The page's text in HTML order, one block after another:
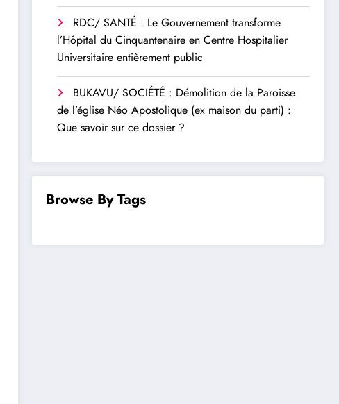
RDC/ SANTÉ : Le Gouvernement transforme
l’Hôpital du Cinquantenaire en Centre Hospitalier
Universitaire entièrement public
BUKAVU/ SOCIÉTÉ : Démolition de la Paroisse
de l’église Néo Apostolique (ex maison du parti) :
Que savoir sur ce dossier ?
Browse By Tags